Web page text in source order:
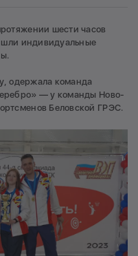
шести часов
шли индивидуальные
одержала команда
— у команды Ново-
Беловской ГРЭС.